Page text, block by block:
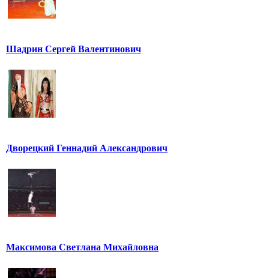
Шадрин Сергей Валентинович
Дворецкий Геннадий Александрович
Максимова Светлана Михайловна